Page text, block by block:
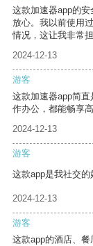
这款加速器app的
放心。我以前使用
情况，这让我非常担
2024-12-13
游客
这款加速器app简
作办公，都能畅享
2024-12-13
游客
这款app是我社交的
2024-12-13
游客
这款app的酒店、